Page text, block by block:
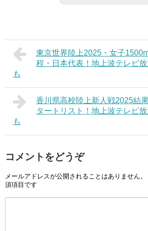
東京世界陸上2025・女子
程・日本代表！地上波テレビ
も
香川県高校陸上新人戦2025結
タートリスト！地上波テレビ
も
コメントをどうぞ
メールアドレスが公開されることはありません。
須項目です